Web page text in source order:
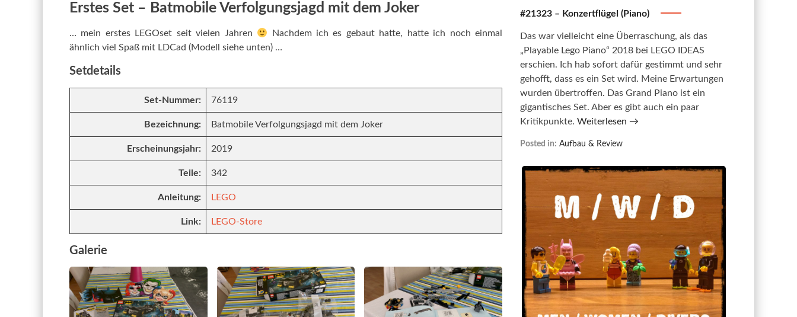
Erstes Set – Batmobile Verfolgungsjagd mit dem Joker
… mein erstes LEGOset seit vielen Jahren
Nachdem ich es gebaut hatte, hatte ich noch einmal
ähnlich viel Spaß mit LDCad (Modell siehe unten) …
Setdetails
Set-Nummer: 76119
Bezeichnung: Batmobile Verfolgungsjagd mit dem Joker
Erscheinungsjahr: 2019
Teile: 342
Anleitung: LEGO
Link: LEGO-Store
Galerie
#21323 – Konzertflügel (Piano)
Das war vielleicht eine Überraschung, als das
„Playable Lego Piano“ 2018 bei LEGO IDEAS
erschien. Ich hab sofort dafür gestimmt und sehr
gehofft, dass es ein Set wird. Meine Erwartungen
wurden übertroffen. Das Grand Piano ist ein
gigantisches Set. Aber es gibt auch ein paar
Kritikpunkte. Weiterlesen →
Posted in: Aufbau & Review